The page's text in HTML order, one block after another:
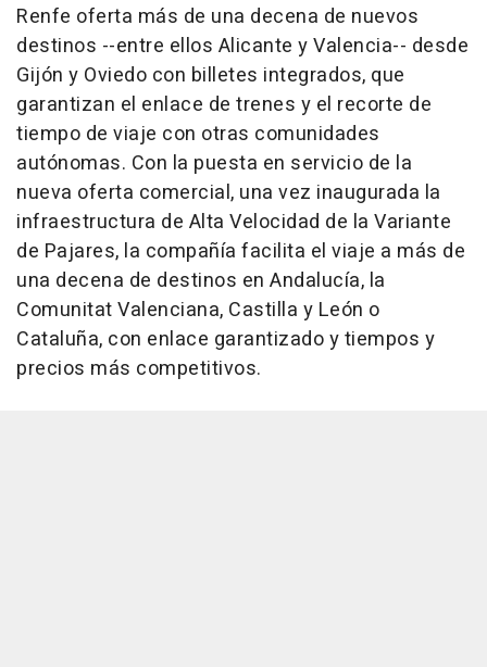
Renfe oferta más de una decena de nuevos
destinos --entre ellos Alicante y Valencia-- desde
Gijón y Oviedo con billetes integrados, que
garantizan el enlace de trenes y el recorte de
tiempo de viaje con otras comunidades
autónomas. Con la puesta en servicio de la
nueva oferta comercial, una vez inaugurada la
infraestructura de Alta Velocidad de la Variante
de Pajares, la compañía facilita el viaje a más de
una decena de destinos en Andalucía, la
Comunitat Valenciana, Castilla y León o
Cataluña, con enlace garantizado y tiempos y
precios más competitivos.